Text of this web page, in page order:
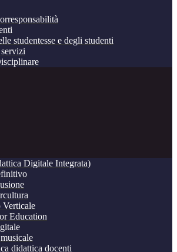
studentesse e degli studenti
Digitale Integrata)
Education
didattica docenti